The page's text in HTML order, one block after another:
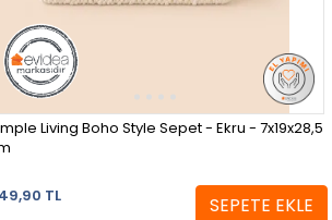
Living Boho Style Sepet - Ekru - 7x19x28,5
TL SEPETE EKLE